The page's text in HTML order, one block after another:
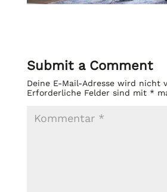
Submit a Comment
Deine E-Mail-Adresse wird nicht
Erforderliche Felder sind mit *